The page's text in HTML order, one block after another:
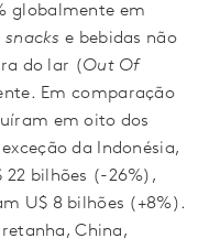
globalmente em
snacks e bebidas não
do lar (Out Of
Em comparação
em oito dos
da Indonésia,
22 bilhões (-26%),
U$ 8 bilhões (+8%).
China,